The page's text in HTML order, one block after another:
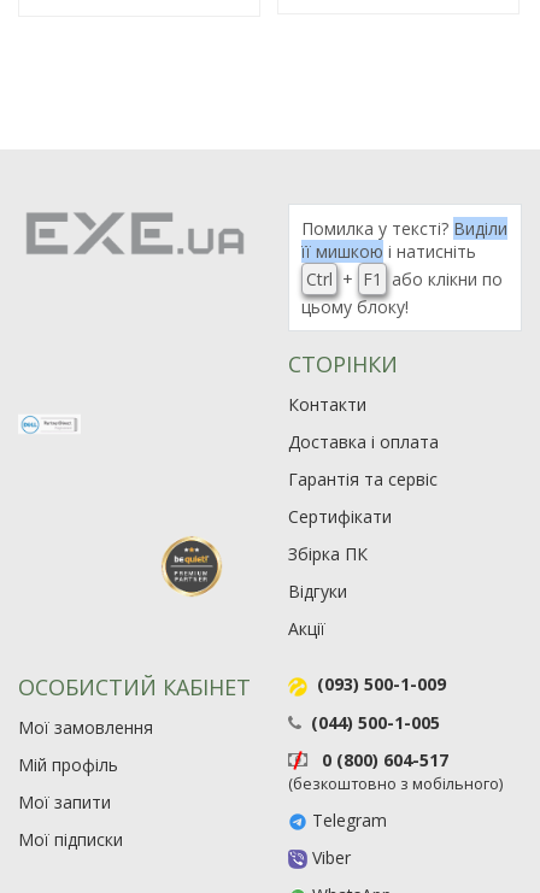
Помилка у тексті? Виділи
її мишкою і натисніть
Ctrl + F1
або клікни по
цьому блоку!
СТОРІНКИ
Контакти
Доставка і оплата
Гарантія та сервіс
Сертифікати
Збірка ПК
Відгуки
Акції
ОСОБИСТИЙ КАБІНЕТ
Мої замовлення
Мій профіль
Мої запити
Мої підписки
(093) 500-1-009
(044) 500-1-005
0 (800) 604-517
(безкоштовно з мобільного)
Telegram
Viber